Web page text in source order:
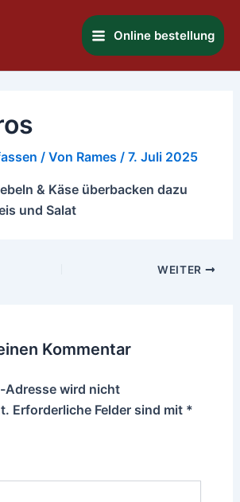
Main
Menu
Online bestellung
/ Von Rames / 7. Juli 2025
& Käse überbacken dazu
und Salat
WEITER
Kommentar
Adresse wird nicht
Erforderliche Felder sind mit *